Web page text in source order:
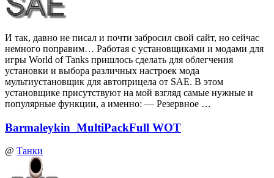
И так, давно не писал и почти забросил свой сайт, но сейчас
немного поправим… Работая с установщиками и модами для
игры World of Tanks пришлось сделать для облегчения
установки и выбора различных настроек мода
мультиустановщик для автоприцела от SAE. В этом
установщике присутствуют на мой взгляд самые нужные и
популярные функции, а именно: — Резервное …
Barmaleykin_MultiPackFull WOT
@ Танки